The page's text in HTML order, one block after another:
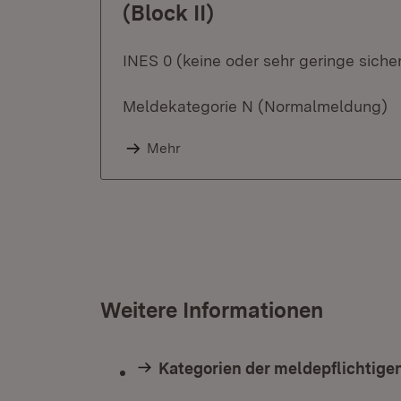
(Block II)
INES 0 (keine oder sehr geringe
Meldekategorie N (Normalmeldung)
Mehr
Weitere Informationen
Kategorien der